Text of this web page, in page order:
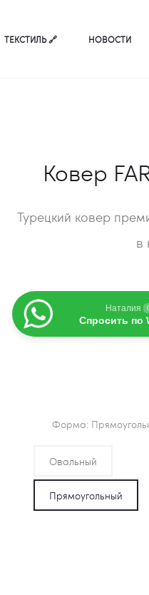
ТЕКСТИЛЬ 🔗 НОВОСТИ
Ковер
Турецкий ковер
в
Наталия
Спросить по
Форма
Овальный
Прямоугольный